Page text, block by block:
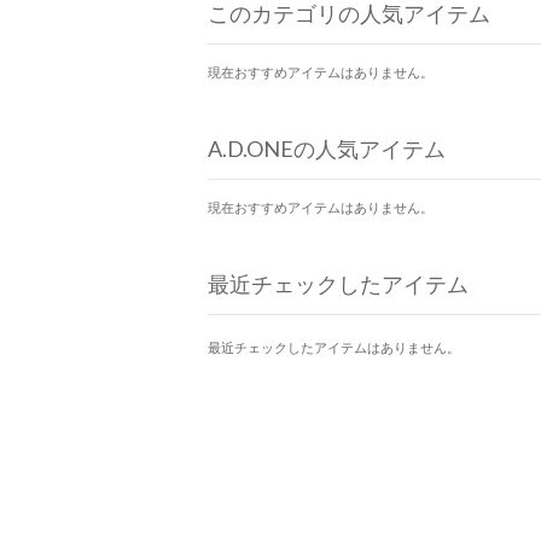
このカテゴリの人気アイテム
現在おすすめアイテムはありません。
A.D.ONEの人気アイテム
現在おすすめアイテムはありません。
最近チェックしたアイテム
最近チェックしたアイテムはありません。